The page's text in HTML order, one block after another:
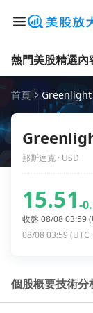
熱門美股精選內
首頁 Greenlight
那斯達克 · USD
15.51-
收盤 08/08 03:59
08/08 03:59
個股概要技術分